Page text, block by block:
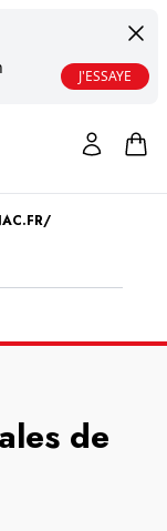
J'ESSAYE
de